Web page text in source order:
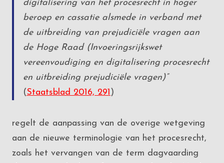
digitalisering van het procesrecht in hoger
beroep en cassatie alsmede in verband met
de uitbreiding van prejudiciële vragen aan
de Hoge Raad (Invoeringsrijkswet
vereenvoudiging en digitalisering procesrecht
en uitbreiding prejudiciële vragen)”
(Staatsblad 2016, 291 )
regelt de aanpassing van de overige wetgeving
aan de nieuwe terminologie van het procesrecht,
zoals het vervangen van de term dagvaarding